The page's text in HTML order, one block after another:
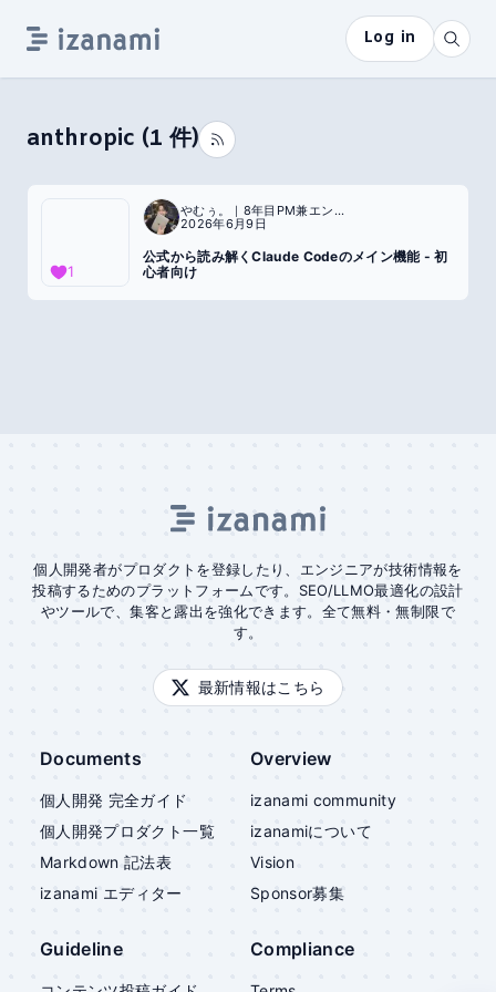
Log in
anthropic (1 件)
やむぅ。｜8年目PM兼エンジニア
2026年6月9日
公式から読み解くClaude Codeのメイン機能 - 初
心者向け
1
個人開発者がプロダクトを登録したり、エンジニアが技術情報を
投稿するためのプラットフォームです。SEO/LLMO最適化の設計
やツールで、集客と露出を強化できます。全て無料・無制限で
す。
最新情報はこちら
Documents
個人開発 完全ガイド
個人開発プロダクト一覧
Markdown 記法表
izanami エディター
Overview
izanami community
izanamiについて
Vision
Sponsor募集
Guideline Compliance